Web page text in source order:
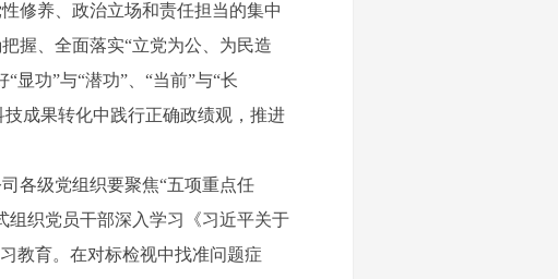
修养、政治立场和责任担当的集中
握、全面落实“立党为公、为民造
显功”与“潜功”、“当前”与“长
成果转化中践行正确政绩观，推进
各级党组织要聚焦“五项重点任
组织党员干部深入学习《习近平关于
教育。在对标检视中找准问题症